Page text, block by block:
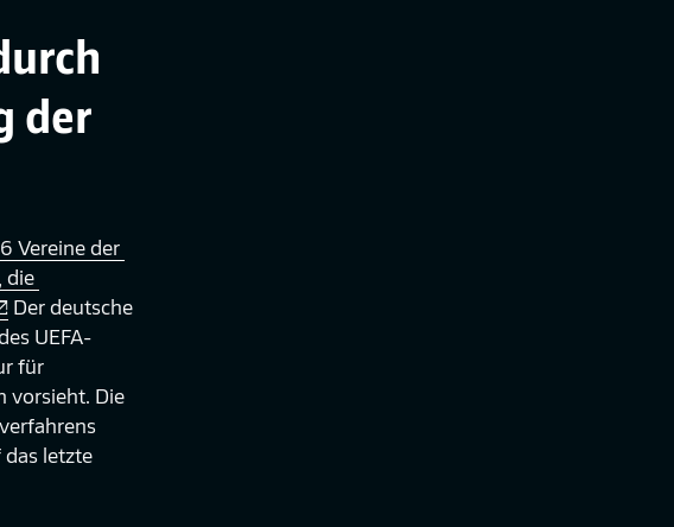
der
Vereine der
die
Der deutsche
UEFA-
für
vorsieht. Die
letzte